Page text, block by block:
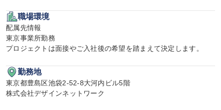
職場環境
配属先情報
東京事業所勤務
プロジェクトは面接やご入社後の希望を踏まえて決定します。
勤務地
東京都豊島区池袋2-52-8大河内ビル5階
株式会社デザインネットワーク